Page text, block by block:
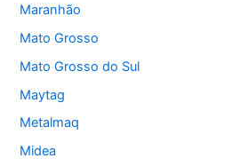
Maranhão
Mato Grosso
Mato Grosso do Sul
Maytag
Metalmaq
Midea